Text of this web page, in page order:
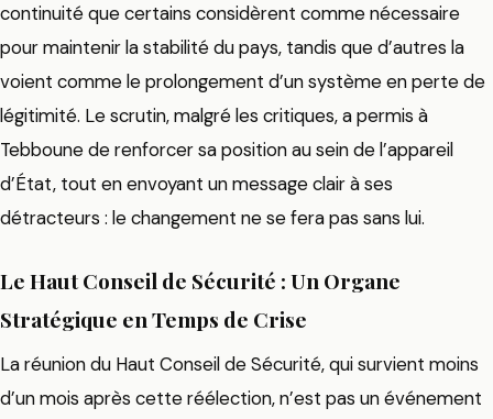
continuité que certains considèrent comme nécessaire
pour maintenir la stabilité du pays, tandis que d’autres la
voient comme le prolongement d’un système en perte de
légitimité. Le scrutin, malgré les critiques, a permis à
Tebboune de renforcer sa position au sein de l’appareil
d’État, tout en envoyant un message clair à ses
détracteurs : le changement ne se fera pas sans lui.
Le Haut Conseil de Sécurité : Un Organe
Stratégique en Temps de Crise
La réunion du Haut Conseil de Sécurité, qui survient moins
d’un mois après cette réélection, n’est pas un événement